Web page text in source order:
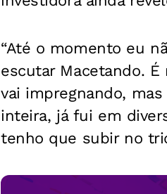
“Até o momento eu
escutar Macetando.
vai impregnando, mas
inteira, já fui em
tenho que subir no